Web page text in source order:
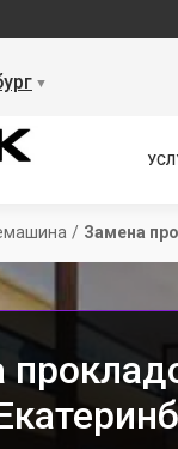
▼
/ Замена